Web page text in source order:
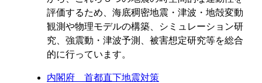
評価するため、海底稠密地震・津波・地殻変動
観測や物理モデルの構築、シミュレーション研
究、強震動・津波予測、被害想定研究等を総合
的に行っています。
内閣府 首都直下地震対策